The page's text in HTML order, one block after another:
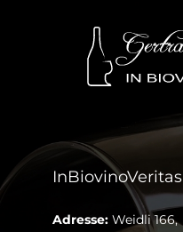
InBiovinoVeritas
Adresse: Weidli 166,